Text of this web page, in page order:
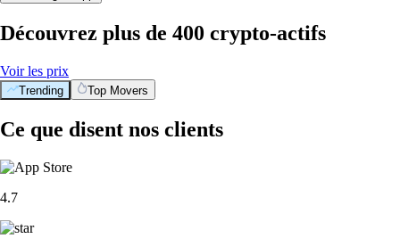
Découvrez plus de 400 crypto-actifs
Voir les prix
Trending Top Movers
Ce que disent nos clients
4.7